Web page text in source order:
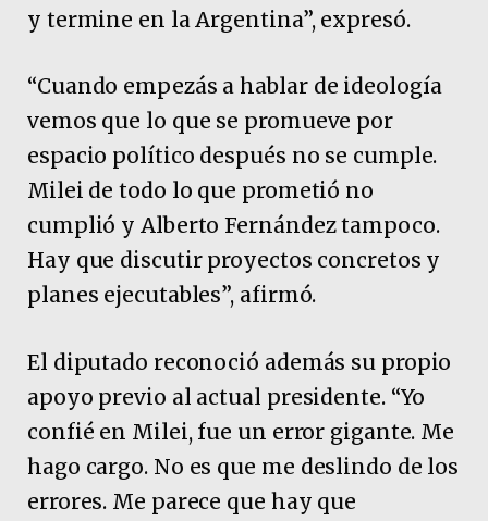
y termine en la Argentina”, expresó.
“Cuando empezás a hablar de ideología
vemos que lo que se promueve por
espacio político después no se cumple.
Milei de todo lo que prometió no
cumplió y Alberto Fernández tampoco.
Hay que discutir proyectos concretos y
planes ejecutables”, afirmó.
El diputado reconoció además su propio
apoyo previo al actual presidente. “Yo
confié en Milei, fue un error gigante. Me
hago cargo. No es que me deslindo de los
errores. Me parece que hay que